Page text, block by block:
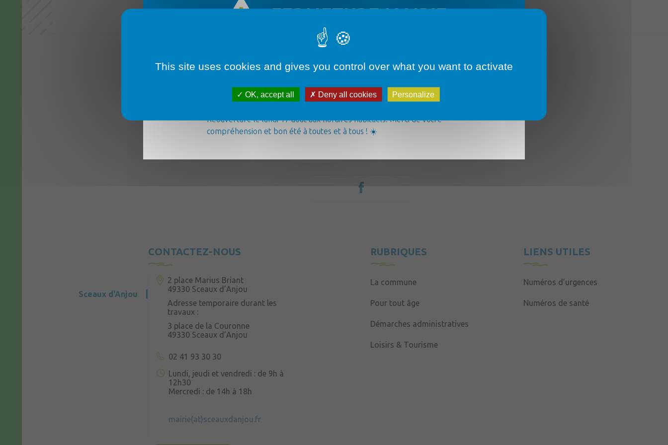
La commune
Pour tout âge
Démarches administratives
Loisirs & Tourisme
CONTACTEZ-NOUS
Sceaux d'Anjou
2 place Marius Briant
49330 Sceaux d’Anjou
Adresse temporaire durant les
travaux :
3 place de la Couronne
49330 Sceaux d’Anjou
02 41 93 30 30
Lundi, jeudi et vendredi : de 9h à
12h30
Mercredi : de 14h à 18h
mairie(at)sceauxdanjou.fr
RUBRIQUES
La commune
Pour tout âge
Démarches administratives
Loisirs & Tourisme
LIENS UTILES
Numéros d’urgences
Numéros de santé
FERMETURE MAIRIE
La mairie sera fermée du lundi 3 août au vendredi 14 août inclus. ✅ Un
Réouverture le lundi 17 août aux horaires habituels. Merci de votre
compréhension et bon été à toutes et à tous ! ☀️
This site uses cookies and gives you control over what you want to activate
OK, accept all Deny all cookies Personalize